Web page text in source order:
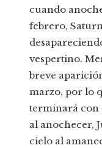
cuando
febrero,
vespertino.
breve
marzo, por lo
terminará con
al anochecer,
cielo al